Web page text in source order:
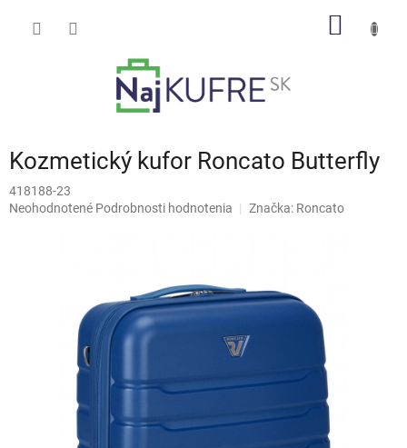
Kozmetický kufor Roncato Butterfly
418188-23
Priemerné
Neohodnotené Podrobnosti hodnotenia Značka: Roncato